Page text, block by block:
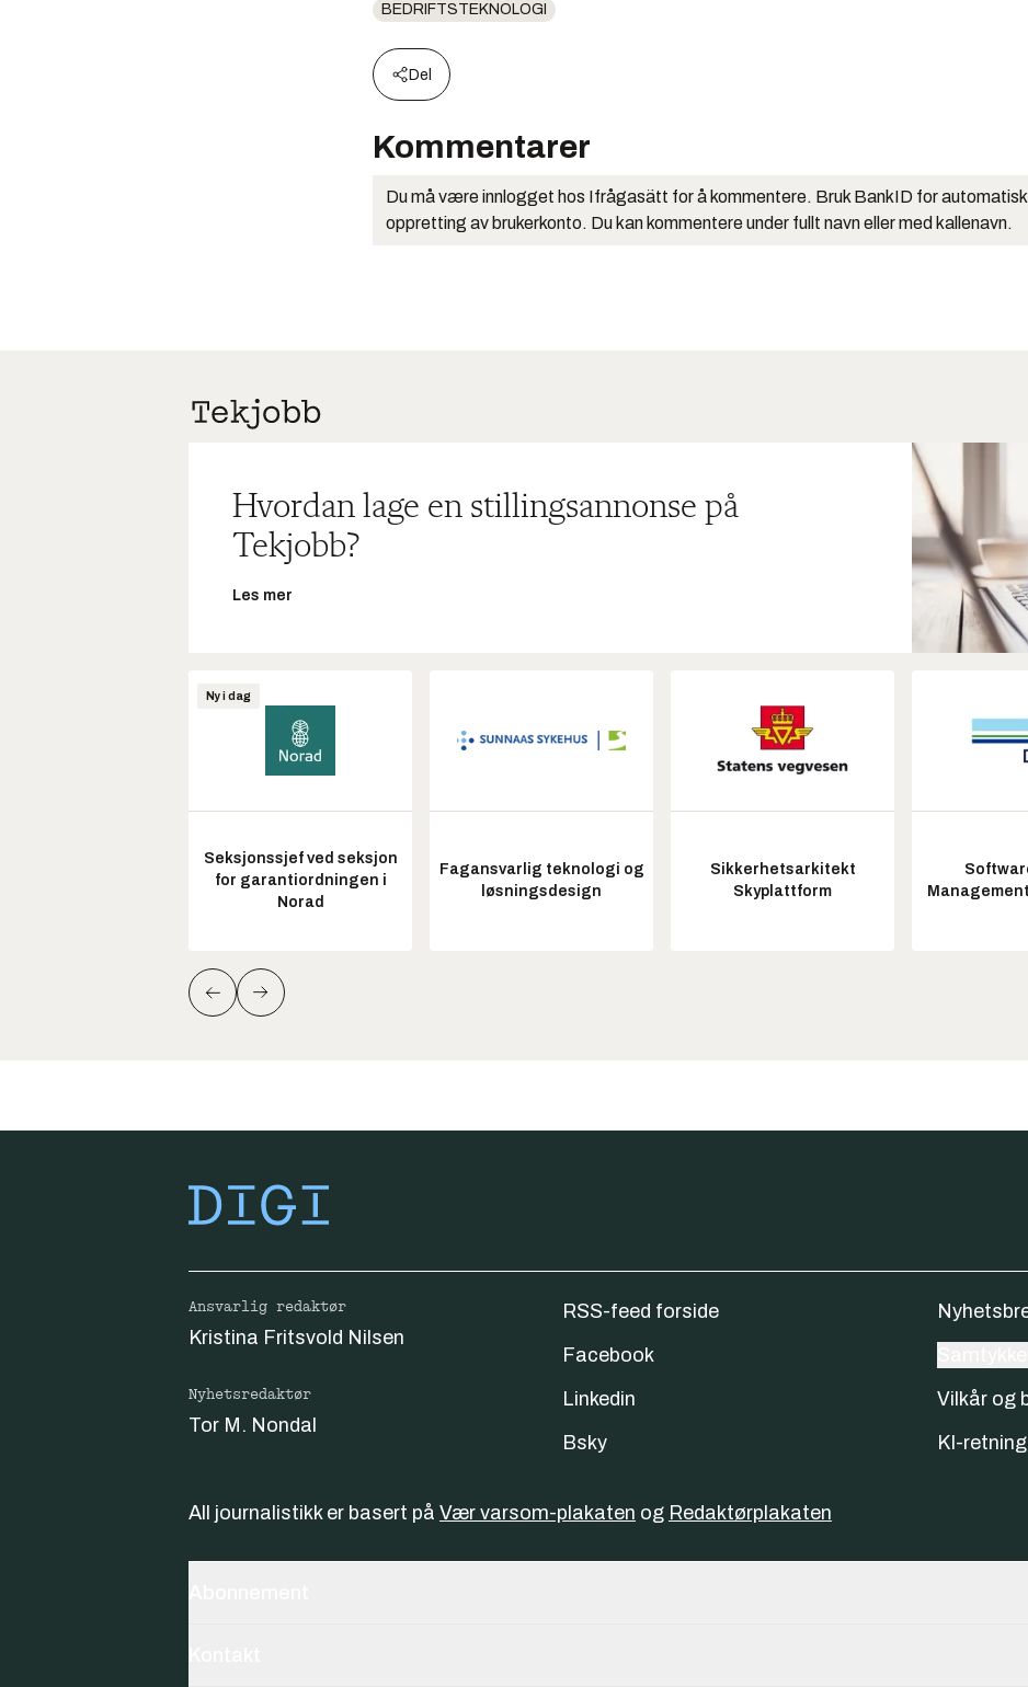
BEDRIFTSTEKNOLOGI
Del
Kommentarer
Du må være innlogget hos Ifrågasätt for å kommentere. Bruk BankID for automatisk
oppretting av brukerkonto. Du kan kommentere under fullt navn eller med kallenavn.
Hvordan lage en stillingsannonse på
Tekjobb?
Les mer
Ny i dag
Seksjonssjef ved seksjon
for garantiordningen i
Norad
Fagansvarlig teknologi og
løsningsdesign
Sikkerhetsarkitekt
Skyplattform
Ansvarlig redaktør
Kristina Fritsvold Nilsen
Nyhetsredaktør
Tor M. Nondal
RSS-feed forside
Facebook
Linkedin
Bsky
Vilkår og
KI-
All journalistikk er basert på Vær varsom-plakaten og Redaktørplakaten